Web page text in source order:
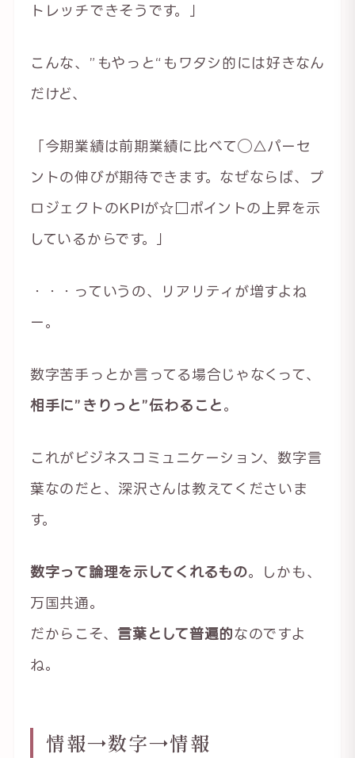
トレッチできそうです。」
こんな、”もやっと“もワタシ的には好きなん
だけど、
「今期業績は前期業績に比べて◯△パーセ
ントの伸びが期待できます。なぜならば、プ
ロジェクトのKPIが☆□ポイントの上昇を示
しているからです。」
・・・っていうの、リアリティが増すよね
ー。
数字苦手っとか言ってる場合じゃなくって、
相手に”きりっと”伝わること 。
これがビジネスコミュニケーション、数字言
葉なのだと、深沢さんは教えてくださいま
す。
数字って論理を示してくれるもの。しかも、
万国共通。
だからこそ、 言葉として普遍的なのですよ
ね。
情報→数字→情報